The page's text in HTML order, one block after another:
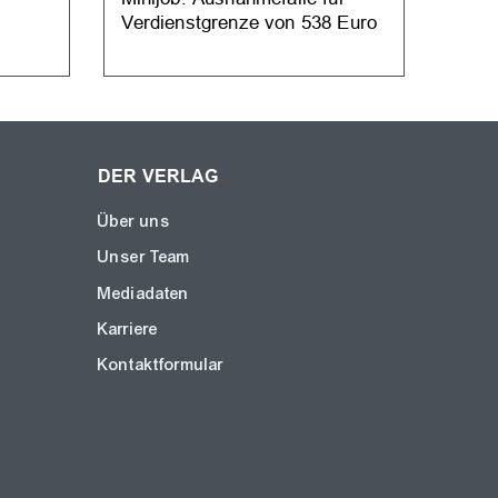
Verdienstgrenze von 538 Euro
DER VERLAG
Über uns
Unser Team
Mediadaten
Karriere
Kontaktformular